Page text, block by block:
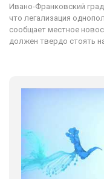
Ивано-Франковский
что легализация
сообщает местное
должен твердо стоять